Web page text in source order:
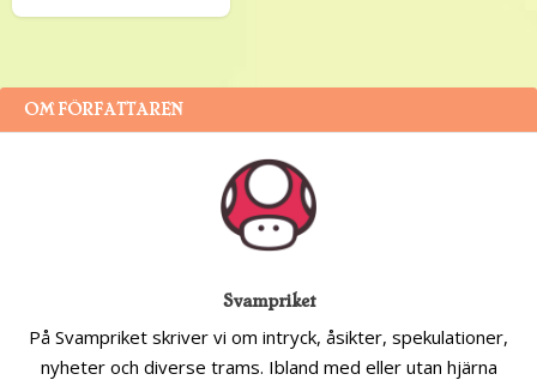
OM FÖRFATTAREN
Svampriket
På Svampriket skriver vi om intryck, åsikter, spekulationer,
nyheter och diverse trams. Ibland med eller utan hjärna